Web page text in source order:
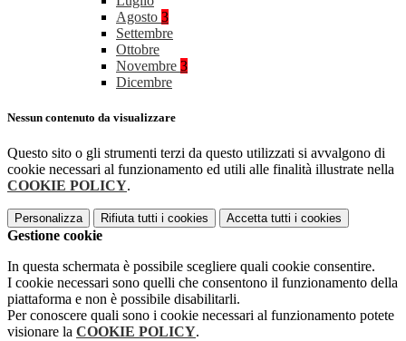
Agosto 3
Settembre
Ottobre
Novembre 3
Dicembre
Nessun contenuto da visualizzare
Questo sito o gli strumenti terzi da questo utilizzati si avvalgono di
cookie necessari al funzionamento ed utili alle finalità illustrate nella
COOKIE POLICY.
Personalizza Rifiuta tutti i cookies Accetta tutti i cookies
Gestione cookie
In questa schermata è possibile scegliere quali cookie consentire.
I cookie necessari sono quelli che consentono il funzionamento della
piattaforma e non è possibile disabilitarli.
Per conoscere quali sono i cookie necessari al funzionamento potete
visionare la COOKIE POLICY.